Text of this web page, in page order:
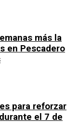
más la
en Pescadero
para reforzar
el 7 de